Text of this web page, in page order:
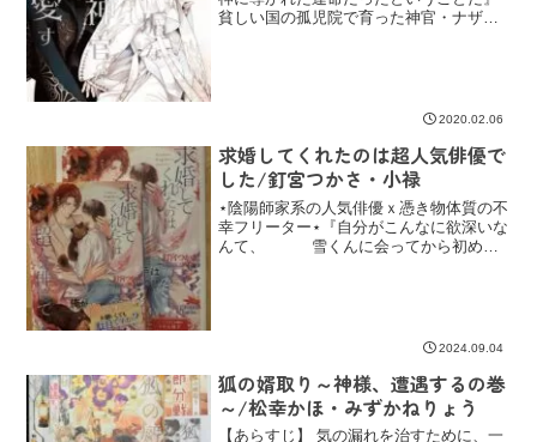
貧しい国の孤児院で育った神官・ナザリ
2020.02.06
求婚してくれたのは超人気俳優で
した/釘宮つかさ・小禄
⋆陰陽師家系の人気俳優ｘ憑き物体質の不
幸フリーター⋆『自分がこんなに欲深いな
んて、 雪くんに会ってから初めて
2024.09.04
狐の婿取り～神様、遭遇するの巻
～/松幸かほ・みずかねりょう
【あらすじ】 気の漏れを治すために、一